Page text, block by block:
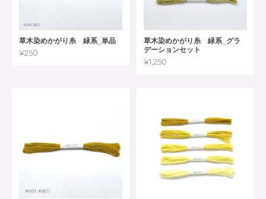
草木染めかがり糸 緑系_単品
¥250
草木染めかがり糸 緑系_グラ
デーションセット
¥1,250